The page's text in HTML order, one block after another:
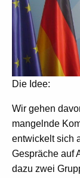
Die Idee:
Wir gehen
mangelnde
entwickelt sich
Gespräche auf
dazu zwei